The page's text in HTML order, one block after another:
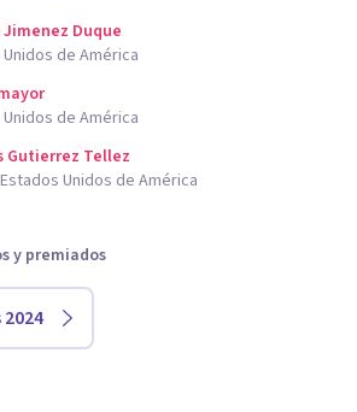
Duque
de América
de América
Gutierrez Tellez
Unidos de América
y premiados